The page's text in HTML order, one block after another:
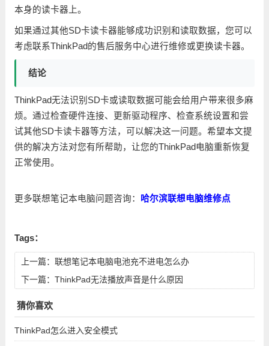
本身的读卡器上。
如果通过其他SD卡读卡器能够成功识别和读取数据，您可以
考虑联系ThinkPad的售后服务中心进行维修或更换读卡器。
结论
ThinkPad无法识别SD卡或读取数据可能会给用户带来很多麻
烦。通过检查硬件连接、更新驱动程序、检查系统设置和尝
试其他SD卡读卡器等方法，可以解决这一问题。希望本文提
供的解决方法对您有所帮助，让您的ThinkPad电脑重新恢复
正常使用。
更多联想笔记本电脑问题咨询： 哈尔滨联想电脑维修点
Tags：
上一篇： 联想笔记本电脑电池充不进电怎么办
下一篇： ThinkPad无法播放声音是什么原因
猜你喜欢
ThinkPad怎么进入安全模式